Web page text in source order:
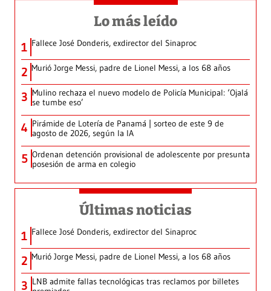
Lo más leído
1 Fallece José Donderis, exdirector del Sinaproc
2 Murió Jorge Messi, padre de Lionel Messi, a los 68 años
3 Mulino rechaza el nuevo modelo de Policía Municipal: ‘Ojalá
se tumbe eso’
4 Pirámide de Lotería de Panamá | sorteo de este 9 de
agosto de 2026, según la IA
5 Ordenan detención provisional de adolescente por presunta
posesión de arma en colegio
Últimas noticias
1 Fallece José Donderis, exdirector del Sinaproc
2 Murió Jorge Messi, padre de Lionel Messi, a los 68 años
3 LNB admite fallas tecnológicas tras reclamos por billetes